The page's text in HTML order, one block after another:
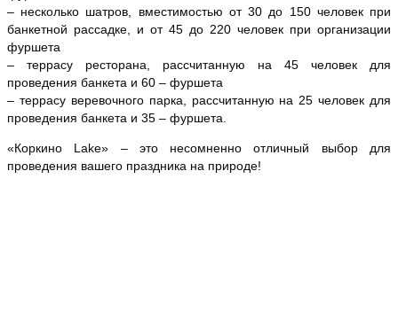
– несколько шатров, вместимостью от 30 до 150 человек при
банкетной рассадке, и от 45 до 220 человек при организации
фуршета
– террасу ресторана, рассчитанную на 45 человек для
проведения банкета и 60 – фуршета
– террасу веревочного парка, рассчитанную на 25 человек для
проведения банкета и 35 – фуршета.
«Коркино Lake» – это несомненно отличный выбор для
проведения вашего праздника на природе!